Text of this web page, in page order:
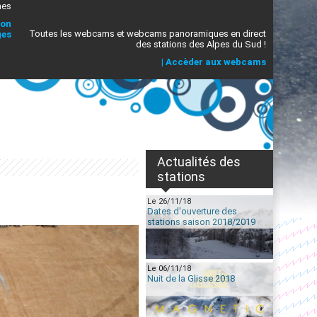
Toutes les webcams et webcams panoramiques en direct
des stations des Alpes du Sud !
| Accèder aux webcams
Actualités des
stations
Le 26/11/18
Dates d'ouverture des
stations saison 2018/2019
Le 06/11/18
Nuit de la Glisse 2018